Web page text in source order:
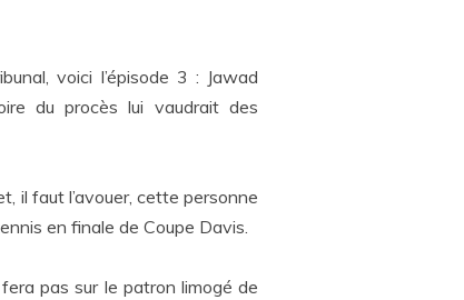
voici l’épisode 3 : Jawad
du procès lui vaudrait des
il faut l’avouer, cette personne
en finale de Coupe Davis.
fera pas sur le patron limogé de